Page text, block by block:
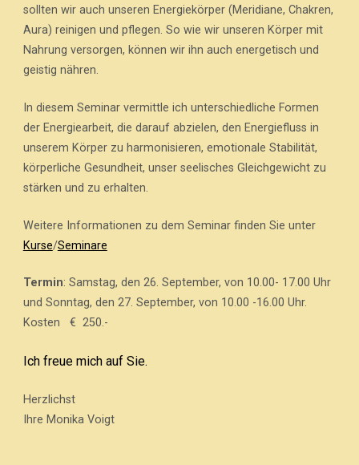
sollten wir auch unseren Energiekörper (Meridiane, Chakren,
Aura) reinigen und pflegen. So wie wir unseren Körper mit
Nahrung versorgen, können wir ihn auch energetisch und
geistig nähren.
In diesem Seminar vermittle ich unterschiedliche Formen
der Energiearbeit, die darauf abzielen, den Energiefluss in
unserem Körper zu harmonisieren, emotionale Stabilität,
körperliche Gesundheit, unser seelisches Gleichgewicht zu
stärken und zu erhalten.
Weitere Informationen zu dem Seminar finden Sie unter
Kurse/Seminare
Termin: Samstag, den 26. September, von 10.00- 17.00 Uhr
und Sonntag, den 27. September, von 10.00 -16.00 Uhr.
Kosten € 250.-
Ich freue mich auf Sie.
Herzlichst
Ihre Monika Voigt